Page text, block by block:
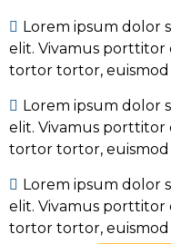
Lorem ipsum dolor
elit. Vivamus porttitor
tortor tortor,
Lorem ipsum dolor
elit. Vivamus porttitor
tortor tortor,
Lorem ipsum dolor
elit. Vivamus porttitor
tortor tortor,